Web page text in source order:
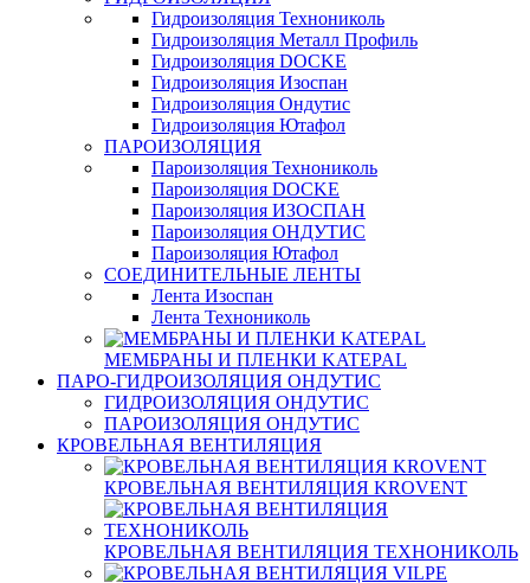
Гидроизоляция Технониколь
Гидроизоляция Металл Профиль
Гидроизоляция DOCKE
Гидроизоляция Изоспан
Гидроизоляция Ондутис
Гидроизоляция Ютафол
ПАРОИЗОЛЯЦИЯ
Пароизоляция Технониколь
Пароизоляция DOCKE
Пароизоляция ИЗОСПАН
Пароизоляция ОНДУТИС
Пароизоляция Ютафол
СОЕДИНИТЕЛЬНЫЕ ЛЕНТЫ
Лента Изоспан
Лента Технониколь
МЕМБРАНЫ И ПЛЕНКИ KATEPAL
ПАРО-ГИДРОИЗОЛЯЦИЯ ОНДУТИС
ГИДРОИЗОЛЯЦИЯ ОНДУТИС
ПАРОИЗОЛЯЦИЯ ОНДУТИС
КРОВЕЛЬНАЯ ВЕНТИЛЯЦИЯ
КРОВЕЛЬНАЯ ВЕНТИЛЯЦИЯ KROVENT
КРОВЕЛЬНАЯ ВЕНТИЛЯЦИЯ ТЕХНОНИКОЛЬ